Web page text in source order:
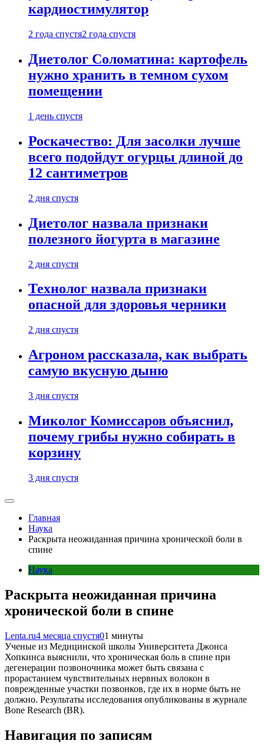
кардиостимулятор
2 года спустя2 года спустя
Диетолог Соломатина: картофель
нужно хранить в темном сухом
помещении
1 день спустя
Роскачество: Для засолки лучше
всего подойдут огурцы длиной до
12 сантиметров
2 дня спустя
Диетолог назвала признаки
полезного йогурта в магазине
2 дня спустя
Технолог назвала признаки
опасной для здоровья черники
2 дня спустя
Агроном рассказала, как выбрать
самую вкусную дыню
3 дня спустя
Миколог Комиссаров объяснил,
почему грибы нужно собирать в
корзину
3 дня спустя
Главная
Наука
Раскрыта неожиданная причина хронической боли в
спине
Наука
Раскрыта неожиданная причина
хронической боли в спине
Lenta.ru4 месяца спустя01 минуты
Ученые из Медицинской школы Университета Джонса
Хопкинса выяснили, что хроническая боль в спине при
дегенерации позвоночника может быть связана с
прорастанием чувствительных нервных волокон в
поврежденные участки позвонков, где их в норме быть не
должно. Результаты исследования опубликованы в журнале
Bone Research (BR).
Навигация по записям